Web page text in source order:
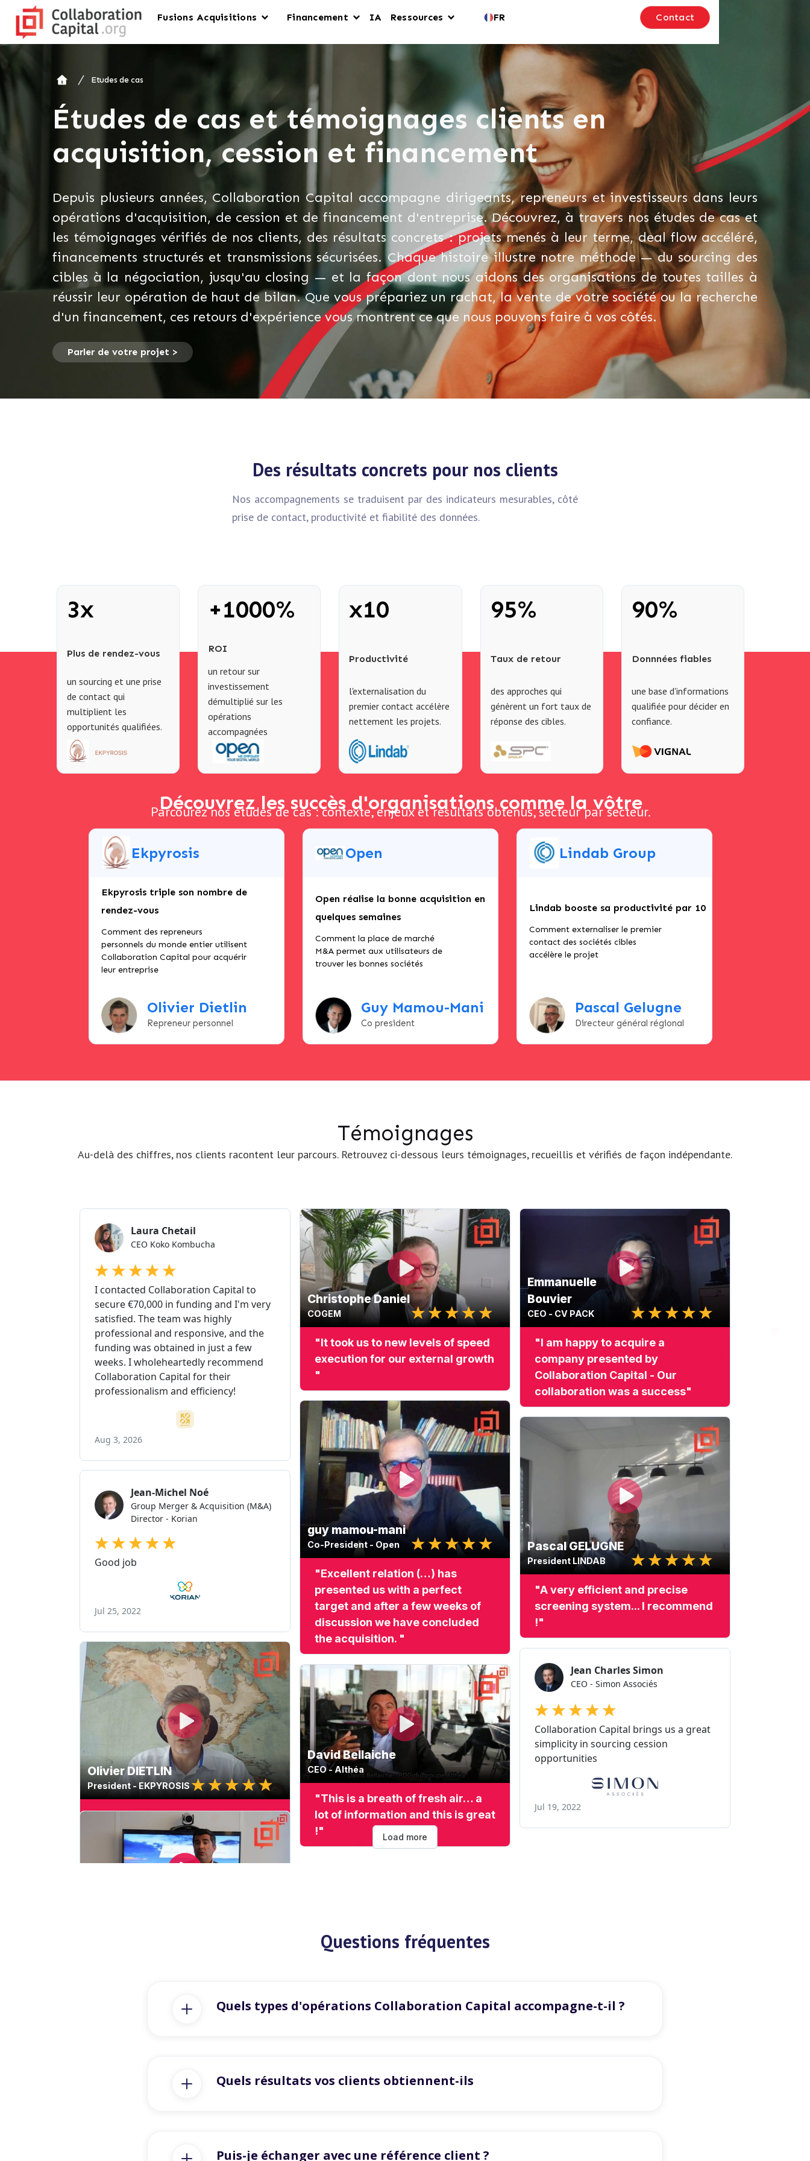
Fusions Acquisitions Financement IA Ressources FR Contact
Etudes de cas
Études de cas et témoignages clients en
acquisition, cession et financement
Depuis plusieurs années, Collaboration Capital accompagne dirigeants, repreneurs et investisseurs dans leurs
opérations d'acquisition, de cession et de financement d'entreprise. Découvrez, à travers nos études de cas et
les témoignages vérifiés de nos clients, des résultats concrets : projets menés à leur terme, deal flow accéléré,
financements structurés et transmissions sécurisées. Chaque histoire illustre notre méthode — du sourcing des
cibles à la négociation, jusqu'au closing — et la façon dont nous aidons des organisations de toutes tailles à
réussir leur opération de haut de bilan. Que vous prépariez un rachat, la vente de votre société ou la recherche
d'un financement, ces retours d'expérience vous montrent ce que nous pouvons faire à vos côtés.
Parler de votre projet >
Des résultats concrets pour nos clients
Nos accompagnements se traduisent par des indicateurs mesurables, côté
prise de contact, productivité et fiabilité des données.
3x
Plus de rendez-vous
un sourcing et une prise
de contact qui
multiplient les
opportunités qualifiées.
+1000%
ROI
un retour sur
investissement
démultiplié sur les
opérations
accompagnées
x10
Productivité
l'externalisation du
premier contact accélère
nettement les projets.
95%
Taux de retour
des approches qui
génèrent un fort taux de
réponse des cibles.
90%
Donnnées fiables
une base d'informations
qualifiée pour décider en
confiance.
Découvrez les succès d'organisations comme la vôtre
Parcourez nos études de cas : contexte, enjeux et résultats obtenus, secteur par secteur.
Ekpyrosis
Ekpyrosis triple son nombre de
rendez-vous
Comment des repreneurs
personnels du monde entier utilisent
Collaboration Capital pour acquérir
leur entreprise
Olivier Dietlin
Repreneur personnel
Open
Open réalise la bonne acquisition en
quelques semaines
Comment la place de marché
M&A permet aux utilisateurs de
trouver les bonnes sociétés
Guy Mamou-Mani
Co president
Lindab Group
Lindab booste sa productivité par 10
Comment externaliser le premier
contact des sociétés cibles
accélère le projet
Pascal Gelugne
Directeur général régional
Témoignages
Au-delà des chiffres, nos clients racontent leur parcours. Retrouvez ci-dessous leurs témoignages, recueillis et vérifiés de façon indépendante.
Questions fréquentes
Quels types d'opérations Collaboration Capital accompagne-t-il ?
Quels résultats vos clients obtiennent-ils
Puis-je échanger avec une référence client ?